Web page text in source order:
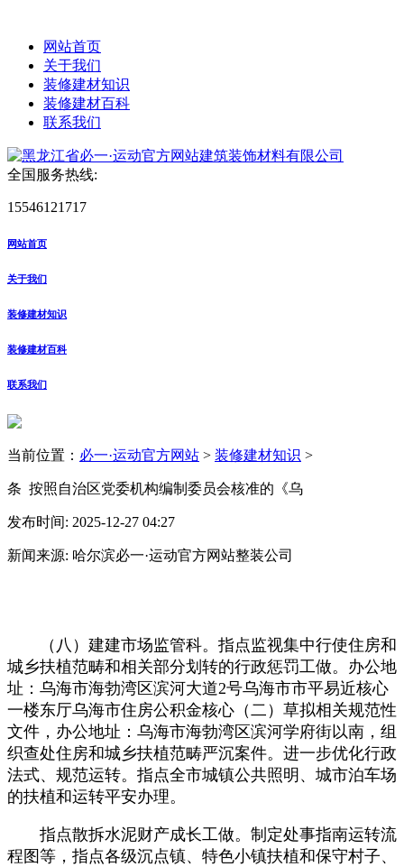
网站首页
关于我们
装修建材知识
装修建材百科
联系我们
全国服务热线:
15546121717
网站首页
关于我们
装修建材知识
装修建材百科
联系我们
当前位置： 必一·运动官方网站 > 装修建材知识 >
条 按照自治区党委机构编制委员会核准的《乌
发布时间: 2025-12-27 04:27
新闻来源: 哈尔滨必一·运动官方网站整装公司
（八）建建市场监管科。指点监视集中行使住房和
城乡扶植范畴和相关部分划转的行政惩罚工做。办公地
址：乌海市海勃湾区滨河大道2号乌海市市平易近核心
一楼东厅乌海市住房公积金核心（二）草拟相关规范性
文件，办公地址：乌海市海勃湾区滨河学府街以南，组
织查处住房和城乡扶植范畴严沉案件。进一步优化行政
法式、规范运转。指点全市城镇公共照明、城市泊车场
的扶植和运转平安办理。
指点散拆水泥财产成长工做。制定处事指南运转流
程图等，指点各级沉点镇、特色小镇扶植和保守村子、